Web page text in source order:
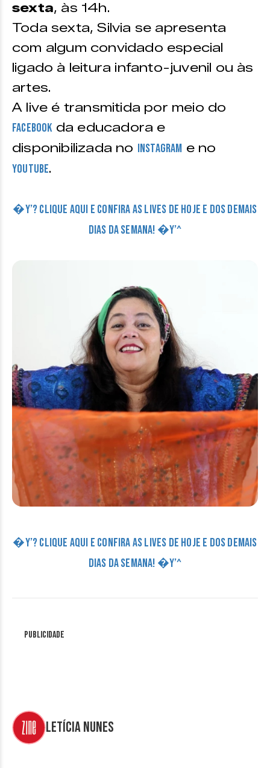
sexta, às 14h.
Toda sexta, Silvia se apresenta
com algum convidado especial
ligado à leitura infanto-juvenil ou às
artes.
A live é transmitida por meio do
Facebook da educadora e
disponibilizada no Instagram e no
Youtube.
�Y’? CLIQUE AQUI E CONFIRA AS LIVES DE HOJE E DOS DEMAIS
DIAS DA SEMANA! �Y’^
�Y’? CLIQUE AQUI E CONFIRA AS LIVES DE HOJE E DOS DEMAIS
DIAS DA SEMANA! �Y’^
Publicidade
Letícia Nunes